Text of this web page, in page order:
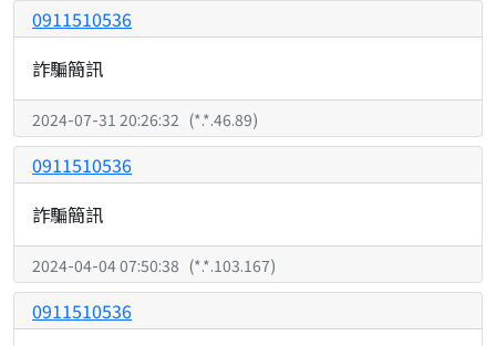
0911510536
詐騙簡訊
2024-07-31 20:26:32 (*.*.46.89)
0911510536
詐騙簡訊
2024-04-04 07:50:38 (*.*.103.167)
0911510536